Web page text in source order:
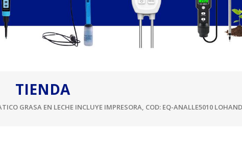
TIENDA
GRASA EN LECHE INCLUYE IMPRESORA, COD: EQ-ANALLE5010